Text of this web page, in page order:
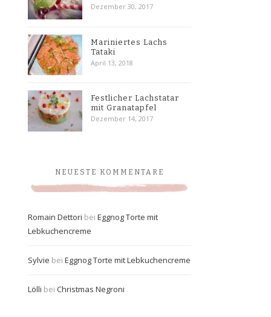
Dezember 30, 2017
Mariniertes Lachs
Tataki
April 13, 2018
Festlicher Lachstatar
mit Granatapfel
Dezember 14, 2017
NEUESTE KOMMENTARE
Romain Dettori bei Eggnog Torte mit
Lebkuchencreme
Sylvie bei Eggnog Torte mit Lebkuchencreme
Lölli bei Christmas Negroni